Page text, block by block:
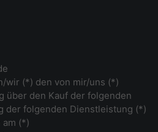
wir (*) den von mir/uns (*)
über den Kauf der folgenden
der folgenden Dienstleistung (*)
(*)